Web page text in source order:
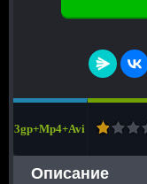
3gp+Mp4+Avi
Описание